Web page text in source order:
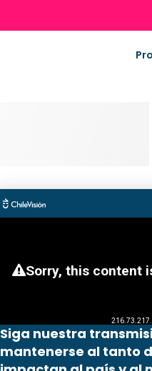
Siga nuestra
mantenerse al tanto